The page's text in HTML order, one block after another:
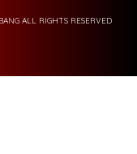
ALL RIGHTS RESERVED